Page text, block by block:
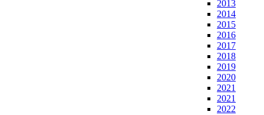
2013
2014
2015
2016
2017
2018
2019
2020
2021
2021
2022